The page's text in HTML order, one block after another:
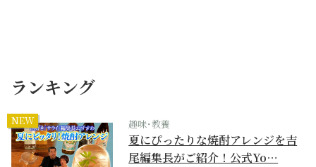
ランキング
NEW 趣味･教養
夏にぴったりな焼酎アレンジを吉
尾編集長がご紹介！公式Yo…